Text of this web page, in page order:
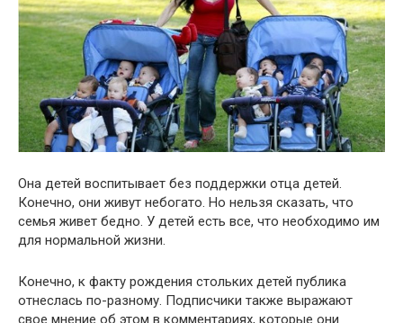
Она детей воспитывает без поддержки отца детей.
Конечно, они живут небогато. Но нельзя сказать, что
семья живет бедно. У детей есть все, что необходимо им
для нормальной жизни.
Конечно, к факту рождения стольких детей публика
отнеслась по-разному. Подписчики также выражают